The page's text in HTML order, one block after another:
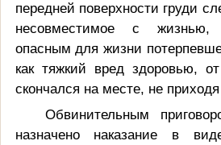
передней поверхности груди
несовместимое с жизнью,
опасным для жизни
как тяжкий вред здоровью,
скончался на месте, не
Обвинительным
назначено наказание в